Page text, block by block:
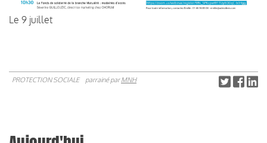
Le 9 juillet
PROTECTION SOCIALE parrainé parMNH